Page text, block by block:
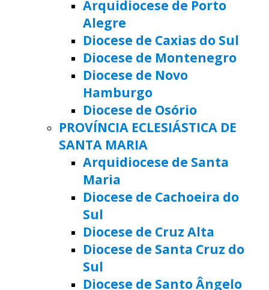
Arquidiocese de Porto
Alegre
Diocese de Caxias do Sul
Diocese de Montenegro
Diocese de Novo
Hamburgo
Diocese de Osório
PROVÍNCIA ECLESIÁSTICA DE
SANTA MARIA
Arquidiocese de Santa
Maria
Diocese de Cachoeira do
Sul
Diocese de Cruz Alta
Diocese de Santa Cruz do
Sul
Diocese de Santo Ângelo